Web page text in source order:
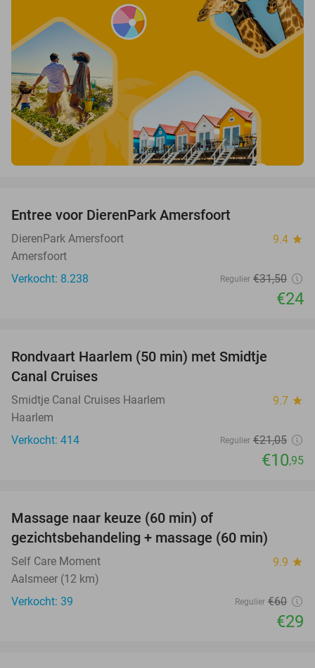
Entree voor DierenPark Amersfoort
DierenPark Amersfoort 9.4 star
Amersfoort
Verkocht: 8.238
Regulier €31,50
€24
Rondvaart Haarlem (50 min) met Smidtje
Canal Cruises
Smidtje Canal Cruises Haarlem 9.7 star
Haarlem
Verkocht: 414
Regulier €21,05
€10,95
Massage naar keuze (60 min) of
gezichtsbehandeling + massage (60 min)
Self Care Moment 9.9 star
Aalsmeer (12 km)
Verkocht: 39
Regulier €60
€29